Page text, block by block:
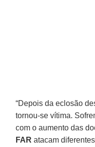
“Depois da eclosão
tornou-se vítima.
com o aumento das
FAR atacam